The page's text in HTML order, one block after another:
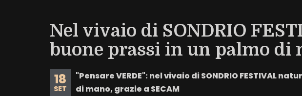
Nel vivaio di SONDRIO
buone prassi in un palmo di
18
SET
"Pensare VERDE": nel vivaio di SONDRIO FESTIVAL
di mano, grazie a SECAM